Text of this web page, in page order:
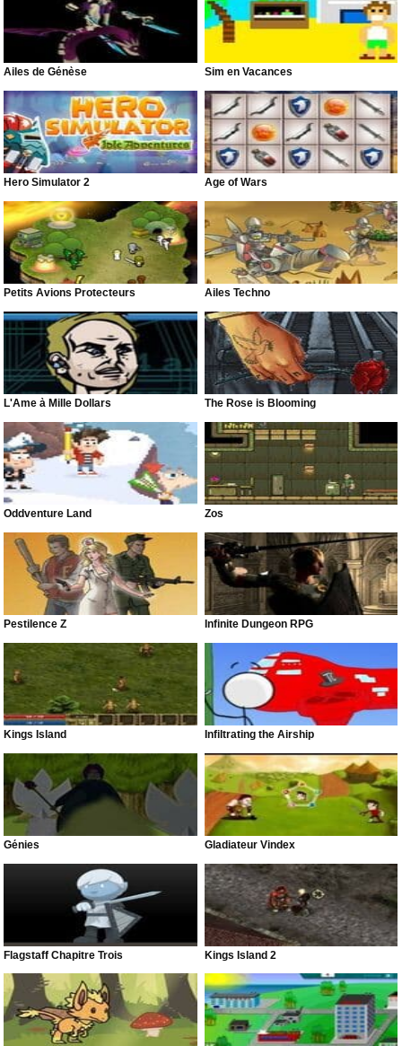
Ailes de Génèse Sim en Vacances
Hero Simulator 2 Age of Wars
Petits Avions Protecteurs Ailes Techno
L'Âme à Mille Dollars The Rose is Blooming
Oddventure Land Zos
Pestilence Z Infinite Dungeon RPG
Kings Island Infiltrating the Airship
Génies Gladiateur Vindex
Flagstaff Chapitre Trois Kings Island 2